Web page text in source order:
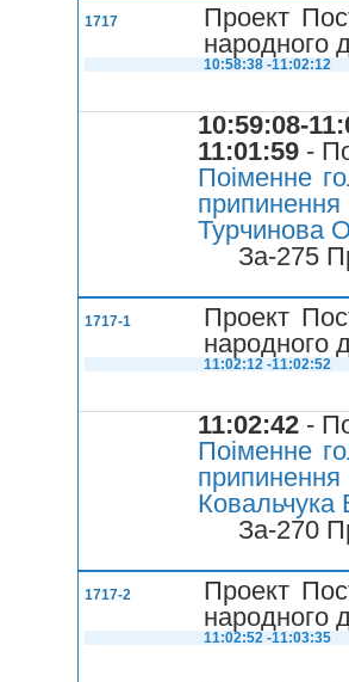
1717
Проект
народного
10:58:38 -11:02:12
10:59:08-
11:01:59 -
Поіменне
Турчинова
За-275
1717-1
Проект
народного
11:02:12 -11:02:52
11:02:42 -
Поіменне
За-270
1717-2
Проект
народного
11:02:52 -11:03:35